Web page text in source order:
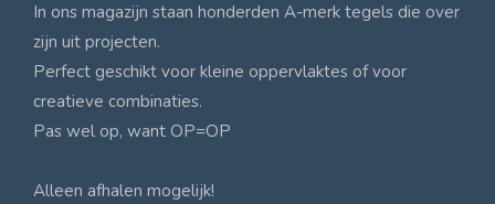
In ons magazijn staan honderden A-merk tegels die over
zijn uit projecten.
Perfect geschikt voor kleine oppervlaktes of voor
creatieve combinaties.
Pas wel op, want OP=OP
Alleen afhalen mogelijk!